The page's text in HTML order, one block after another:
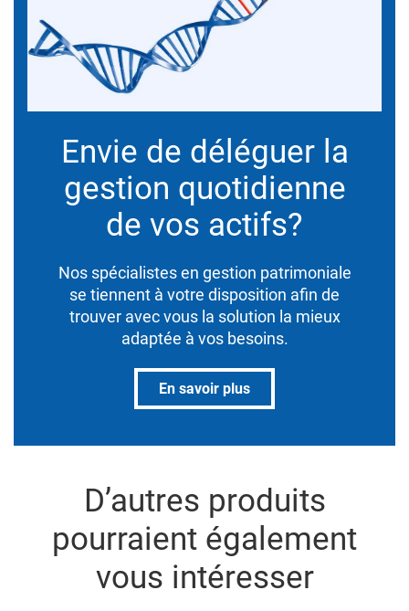
Envie de déléguer la
gestion quotidienne
de vos actifs?
Nos spécialistes en gestion patrimoniale
se tiennent à votre disposition afin de
trouver avec vous la solution la mieux
adaptée à vos besoins.
En savoir plus
D’autres produits
pourraient également
vous intéresser